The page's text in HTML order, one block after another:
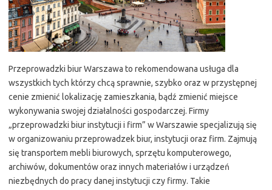
Przeprowadzki biur Warszawa to rekomendowana usługa dla
wszystkich tych którzy chcą sprawnie, szybko oraz w przystępnej
cenie zmienić lokalizację zamieszkania, bądź zmienić miejsce
wykonywania swojej działalności gospodarczej. Firmy
„przeprowadzki biur instytucji i firm” w Warszawie specjalizują się
w organizowaniu przeprowadzek biur, instytucji oraz firm. Zajmują
się transportem mebli biurowych, sprzętu komputerowego,
archiwów, dokumentów oraz innych materiałów i urządzeń
niezbędnych do pracy danej instytucji czy firmy. Takie